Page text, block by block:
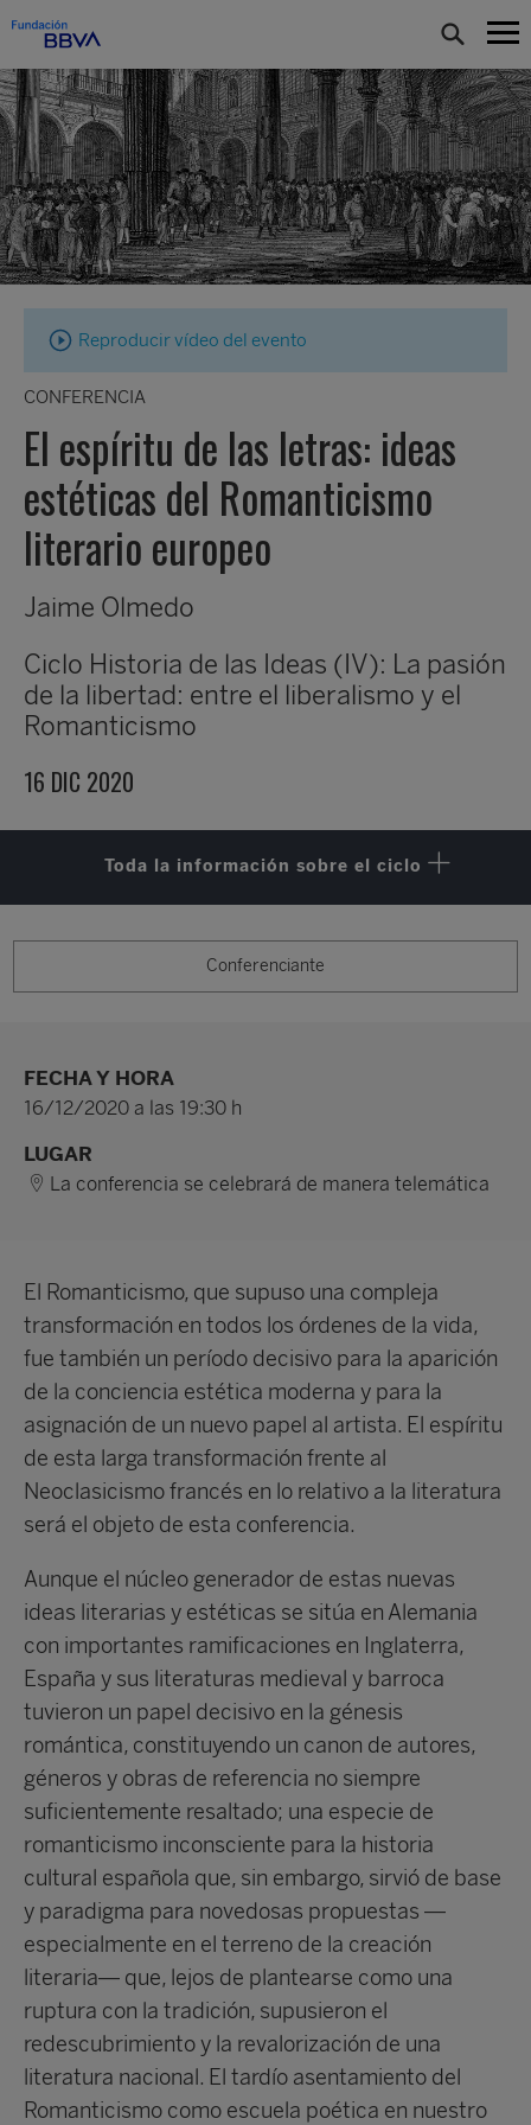
Reproducir vídeo del evento
CONFERENCIA
El espíritu de las letras: ideas
estéticas del Romanticismo
literario europeo
Jaime Olmedo
Ciclo Historia de las Ideas (IV): La pasión
de la libertad: entre el liberalismo y el
Romanticismo
16 DIC 2020
Toda la información sobre el ciclo
Conferenciante
FECHA Y HORA
16/12/2020 a las 19:30 h
LUGAR
La conferencia se celebrará de manera telemática
El Romanticismo, que supuso una compleja
transformación en todos los órdenes de la vida,
fue también un período decisivo para la aparición
de la conciencia estética moderna y para la
asignación de un nuevo papel al artista. El espíritu
de esta larga transformación frente al
Neoclasicismo francés en lo relativo a la literatura
será el objeto de esta conferencia.
Aunque el núcleo generador de estas nuevas
ideas literarias y estéticas se sitúa en Alemania
con importantes ramificaciones en Inglaterra,
España y sus literaturas medieval y barroca
tuvieron un papel decisivo en la génesis
romántica, constituyendo un canon de autores,
géneros y obras de referencia no siempre
suficientemente resaltado; una especie de
romanticismo inconsciente para la historia
cultural española que, sin embargo, sirvió de base
y paradigma para novedosas propuestas —
especialmente en el terreno de la creación
literaria— que, lejos de plantearse como una
ruptura con la tradición, supusieron el
redescubrimiento y la revalorización de una
literatura nacional. El tardío asentamiento del
Romanticismo como escuela poética en nuestro